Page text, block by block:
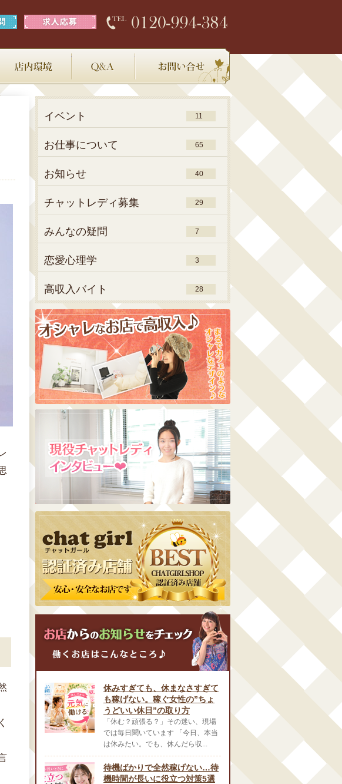
の子の声 店内環境 Q＆A お問い合わせ
イベント 11
お仕事について 65
お知らせ 40
チャットレディ募集 29
みんなの疑問 7
恋愛心理学 3
高収入バイト 28
休みすぎても、休まなさすぎて
も稼げない。稼ぐ女性の”ちょ
うどいい休日”の取り方
「休む？頑張る？」その迷い、現場
では毎日聞いています 「今日、本当
は休みたい。でも、休んだら収...
待機ばかりで全然稼げない…待
機時間が長いに役立つ対策5選